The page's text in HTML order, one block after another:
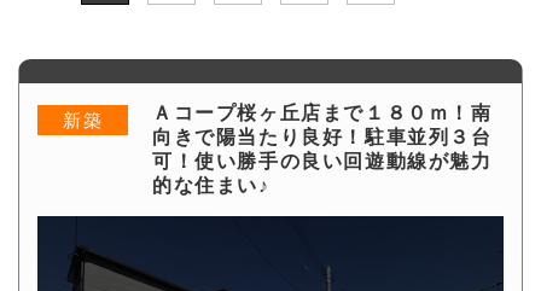
新築
Ａコープ桜ヶ丘店まで１８０ｍ！南
向きで陽当たり良好！駐車並列３台
可！使い勝手の良い回遊動線が魅力
的な住まい♪